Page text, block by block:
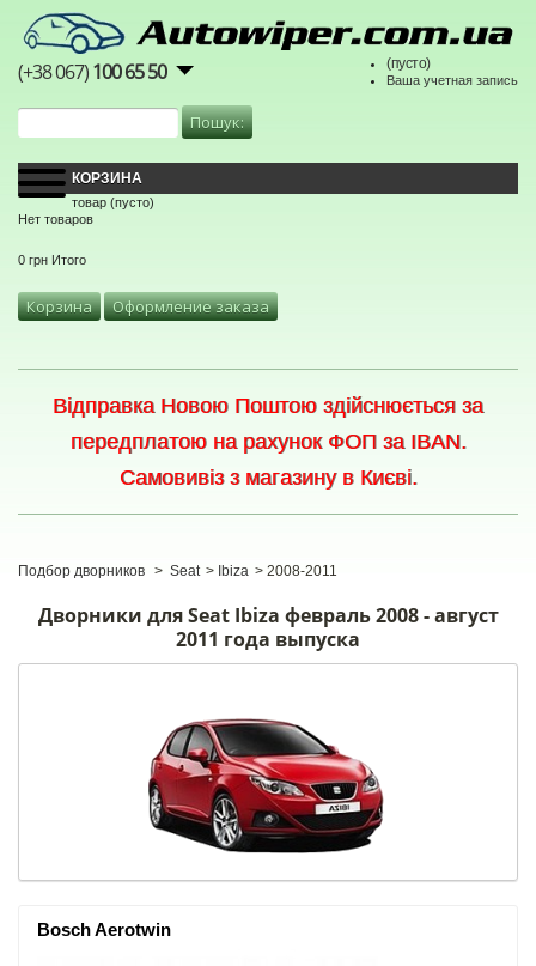
(+38 067)100 65 50 (пусто)
Ваша учетная запись
КОРЗИНА
товар (пусто)
Нет товаров
0 грн Итого
Корзина Оформление заказа
Відправка Новою Поштою здійснюється за
передплатою на рахунок ФОП за IBAN.
Самовивіз з магазину в Києві.
Подбор дворников > Seat > Ibiza > 2008-2011
Дворники для Seat Ibiza февраль 2008 - август
2011 года выпуска
Bosch Aerotwin